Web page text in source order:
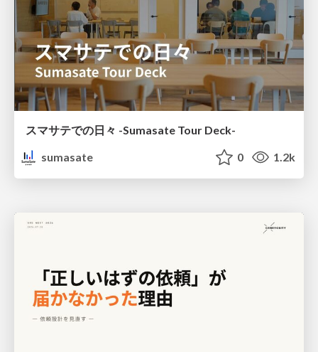
スマサテでの日々 -Sumasate Tour Deck-
sumasate
0 1.2k